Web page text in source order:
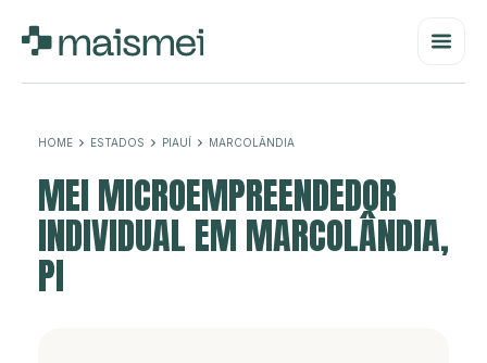
HOME ESTADOS PIAUÍ MARCOLÂNDIA
MEI MICROEMPREENDEDOR
INDIVIDUAL EM MARCOLÂNDIA,
PI